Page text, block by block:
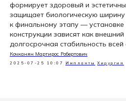
формирует здоровый и
защищает биологическую ширину
к финальному этапу — установке
конструкции зависят как внешний
долгосрочная стабильность всей
Кочканян Мартирос Робертович
2025-07-25 10:07 Импланты Хирургия